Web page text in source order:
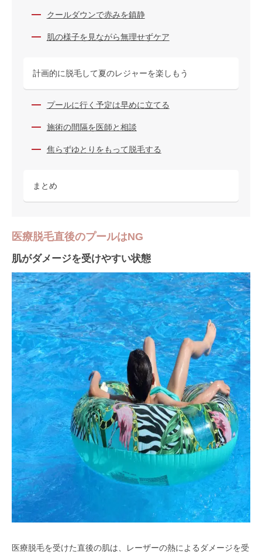
クールダウンで赤みを鎮静
肌の様子を見ながら無理せずケア
計画的に脱毛して夏のレジャーを楽しもう
プールに行く予定は早めに立てる
施術の間隔を医師と相談
焦らずゆとりをもって脱毛する
まとめ
医療脱毛直後のプールはNG
肌がダメージを受けやすい状態
医療脱毛を受けた直後の肌は、レーザーの熱によるダメージを受